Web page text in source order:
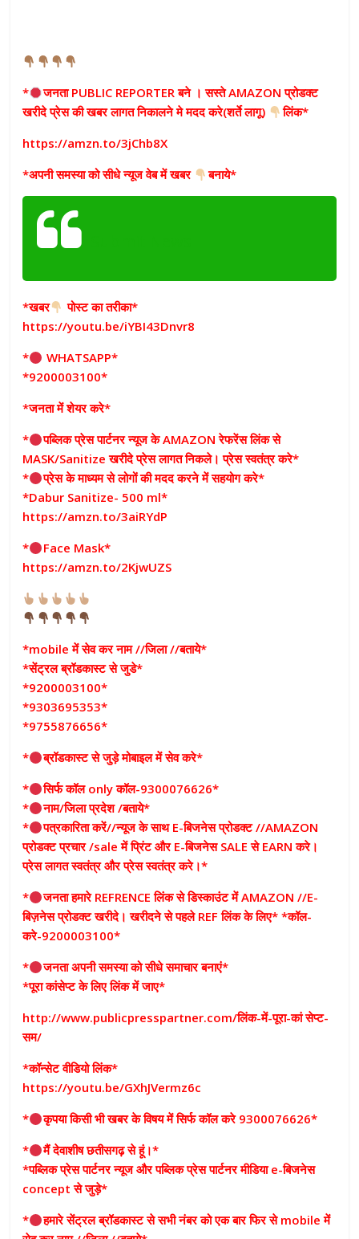
*
जनता PUBLIC REPORTER बने । सस्ते AMAZON प्रोडक्ट
खरीदे प्रेस की खबर लागत निकालने मे मदद करे(शर्ते लागू)
लिंक*
https://amzn.to/3jChb8X
*अपनी समस्या को सीधे न्यूज वेब में खबर
बनाये*
*खबर
पोस्ट का तरीका*
https://youtu.be/iYBI43Dnvr8
*
WHATSAPP*
*9200003100*
*जनता में शेयर करे*
*
पब्लिक प्रेस पार्टनर न्यूज के AMAZON रेफरेंस लिंक से
MASK/Sanitize खरीदे प्रेस लागत निकले। प्रेस स्वतंत्र करे*
*
प्रेस के माध्यम से लोगों की मदद करने में सहयोग करे*
*Dabur Sanitize- 500 ml*
https://amzn.to/3aiRYdP
*
Face Mask*
https://amzn.to/2KjwUZS
*mobile में सेव कर नाम //जिला //बताये*
*सेंट्रल ब्रॉडकास्ट से जुडे*
*9200003100*
*9303695353*
*9755876656*
*
ब्रॉडकास्ट से जुड़े मोबाइल में सेव करे*
*
सिर्फ कॉल only कॉल-9300076626*
*
नाम/जिला प्रदेश /बताये*
*
पत्रकारिता करें//न्यूज के साथ E-बिजनेस प्रोडक्ट //AMAZON
प्रोडक्ट प्रचार /sale में प्रिंट और E-बिजनेस SALE से EARN करे।
प्रेस लागत स्वतंत्र और प्रेस स्वतंत्र करे।*
*
जनता हमारे REFRENCE लिंक से डिस्काउंट में AMAZON //E-
बिज़नेस प्रोडक्ट खरीदे। खरीदने से पहले REF लिंक के लिए* *कॉल-
करे-9200003100*
*
जनता अपनी समस्या को सीधे समाचार बनाएं*
*पूरा कांसेप्ट के लिए लिंक में जाए*
http://www.publicpresspartner.com/लिंक-में-पूरा-कां सेप्ट-
सम/
*कॉन्सेट वीडियो लिंक*
https://youtu.be/GXhJVermz6c
*
कृपया किसी भी खबर के विषय में सिर्फ कॉल करे 9300076626*
*
मैं देवाशीष छतीसगढ़ से हूं।*
*पब्लिक प्रेस पार्टनर न्यूज और पब्लिक प्रेस पार्टनर मीडिया e-बिजनेस
concept से जुड़े*
*
हमारे सेंट्रल ब्रॉडकास्ट से सभी नंबर को एक बार फिर से mobile में